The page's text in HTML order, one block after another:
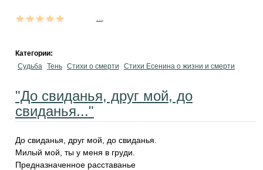
Категории:
Судьба
Тень Стихи о смерти Стихи Есенина о жизни и смерти
"До свиданья, друг мой, до
свиданья..."
До свиданья, друг мой, до свиданья.
Милый мой, ты у меня в груди.
Предназначенное расставанье